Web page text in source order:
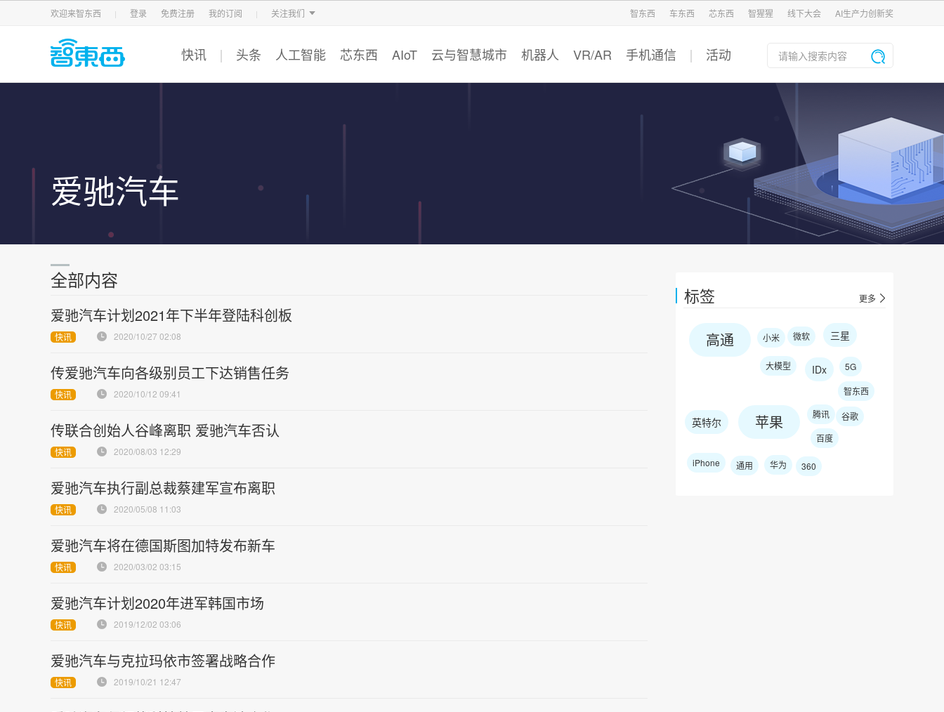
欢迎来智东西 登录 免费注册 我的订阅 关注我们
智东西 车东西 芯东西 智猩猩
智东西 车东西 芯东西 智猩猩 线下大会 AI生产力创新奖
快讯 头条 人工智能 芯东西 AIoT 云与智慧城市 机器人 VR/AR 手机通信 活动
爱驰汽车
标签 更多
高通 小米 微软 三星
大模型 IDx 5G
智东西
英特尔 苹果 腾讯
谷歌
百度
iPhone 通用 华为 360
全部内容
爱驰汽车计划2021年下半年登陆科创板
快讯 2020/10/27 02:08
传爱驰汽车向各级别员工下达销售任务
快讯 2020/10/12 09:41
传联合创始人谷峰离职 爱驰汽车否认
快讯 2020/08/03 12:29
爱驰汽车执行副总裁蔡建军宣布离职
快讯 2020/05/08 11:03
爱驰汽车将在德国斯图加特发布新车
快讯 2020/03/02 03:15
爱驰汽车计划2020年进军韩国市场
快讯 2019/12/02 03:06
爱驰汽车与克拉玛依市签署战略合作
快讯 2019/10/21 12:47